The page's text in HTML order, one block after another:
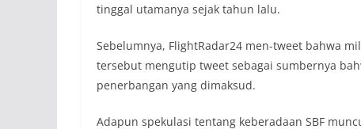
tinggal utamanya sejak tahun lalu.
Sebelumnya, FlightRadar24 men-tweet bahwa
tersebut mengutip tweet sebagai sumbernya
penerbangan yang dimaksud.
Adapun spekulasi tentang keberadaan SBF